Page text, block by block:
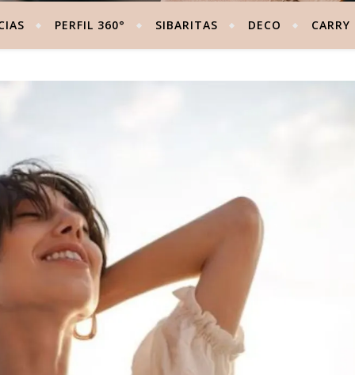
PERFIL 360° SIBARITAS DECO